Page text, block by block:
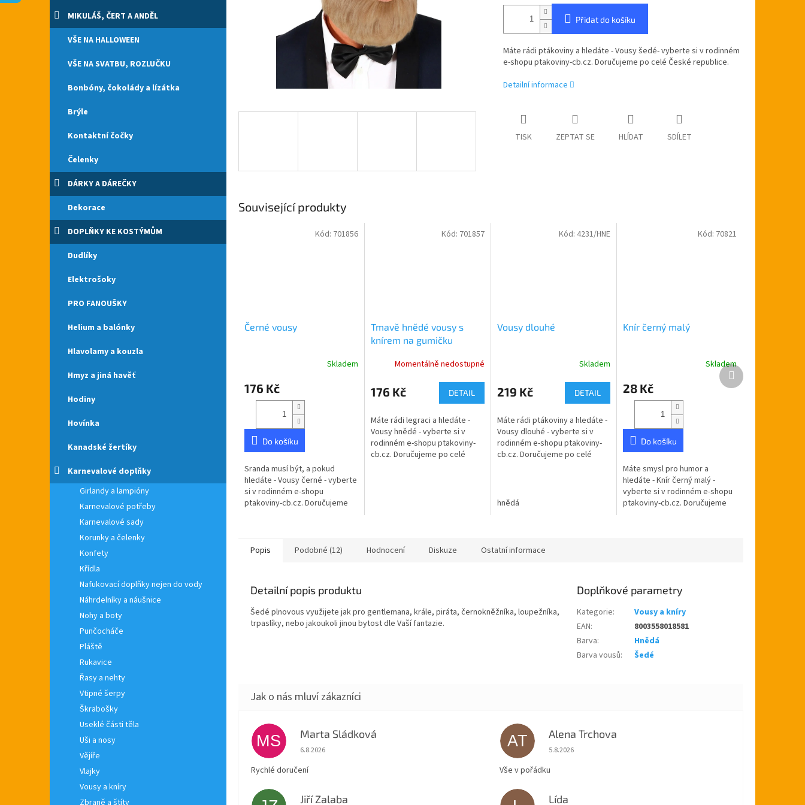
e
l
MIKULÁŠ, ČERT A ANDĚL
VŠE NA HALLOWEEN
VŠE NA SVATBU, ROZLUČKU
Bonbóny, čokolády a lízátka
Brýle
Kontaktní čočky
Čelenky
DÁRKY A DÁREČKY
Dekorace
DOPLŇKY KE KOSTÝMŮM
Dudlíky
Elektrošoky
PRO FANOUŠKY
Helium a balónky
Hlavolamy a kouzla
Hmyz a jiná havěť
Hodiny
Hovínka
Kanadské žertíky
Karnevalové doplňky
Girlandy a lampióny
Karnevalové potřeby
Karnevalové sady
Korunky a čelenky
Konfety
Křídla
Nafukovací doplňky nejen do vody
Náhrdelníky a náušnice
Nohy a boty
Punčocháče
Pláště
Rukavice
Řasy a nehty
Vtipné šerpy
Škrabošky
Useklé části těla
Uši a nosy
Vějíře
Vlajky
Vousy a kníry
Zbraně a štíty
Přidat do košíku
Máte rádi ptákoviny a hledáte - Vousy šedé- vyberte si v rodinném
e-shopu ptakoviny-cb.cz. Doručujeme po celé České republice.
Detailní informace
TISK ZEPTAT SE HLÍDAT SDÍLET
Související produkty
Černé vousy
produktu
hvězdiček.
Skladem
176 Kč
Do košíku
Sranda musí být, a pokud
hledáte - Vousy černé - vyberte
si v rodinném e-shopu
ptakoviny-cb.cz. Doručujeme
Kód: 701856
Tmavě hnědé vousy s
knírem na gumičku
Momentálně nedostupné
176 Kč DETAIL
Máte rádi legraci a hledáte -
Vousy hnědé - vyberte si v
rodinném e-shopu ptakoviny-
cb.cz. Doručujeme po celé
Kód: 701857
Vousy dlouhé
Skladem
219 Kč DETAIL
Máte rádi ptákoviny a hledáte -
Vousy dlouhé - vyberte si v
rodinném e-shopu ptakoviny-
cb.cz. Doručujeme po celé
hnědá
Kód: 4231/HNE
Knír černý malý
Skladem
28 Kč
Do košíku
Máte smysl pro humor a
hledáte - Knír černý malý -
vyberte si v rodinném e-shopu
ptakoviny-cb.cz. Doručujeme
Kód: 70821
Další
produkt
Popis Podobné (12) Hodnocení Diskuze Ostatní informace
Detailní popis produktu
Šedé plnovous využijete jak pro gentlemana, krále, piráta, černokněžníka, loupežníka,
trpaslíky, nebo jakoukoli jinou bytost dle Vaší fantazie.
Doplňkové parametry
Kategorie:
Vousy a kníry
EAN:
8003558018581
Barva:
Hnědá
Barva vousů: Šedé
MS Marta Sládková
Hodnocení obchodu je 5 z 5 hvězdiček.
6.8.2026
Rychlé doručení
AT Alena Trchova
Hodnocení obchodu je 5 z 5 hvězdiček.
5.8.2026
Vše v pořádku
Jiří Zalaba Lída